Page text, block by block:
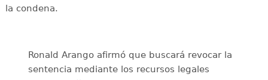
la condena.
Ronald Arango afirmó que buscará revocar la
sentencia mediante los recursos legales